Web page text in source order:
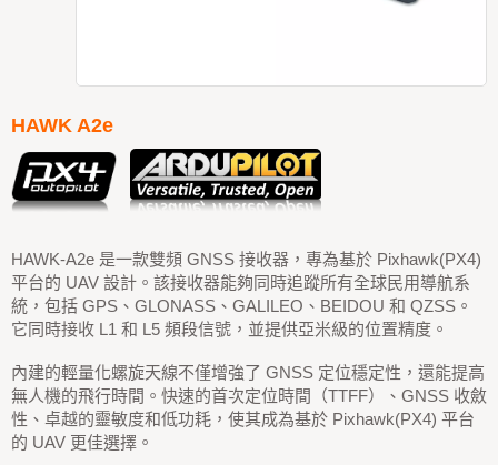
HAWK A2e
HAWK-A2e 是一款雙頻 GNSS 接收器，專為基於 Pixhawk(PX4)
平台的 UAV 設計。該接收器能夠同時追蹤所有全球民用導航系
統，包括 GPS、GLONASS、GALILEO、BEIDOU 和 QZSS。
它同時接收 L1 和 L5 頻段信號，並提供亞米級的位置精度。
內建的輕量化螺旋天線不僅增強了 GNSS 定位穩定性，還能提高
無人機的飛行時間。快速的首次定位時間（TTFF）、GNSS 收斂
性、卓越的靈敏度和低功耗，使其成為基於 Pixhawk(PX4) 平台
的 UAV 更佳選擇。